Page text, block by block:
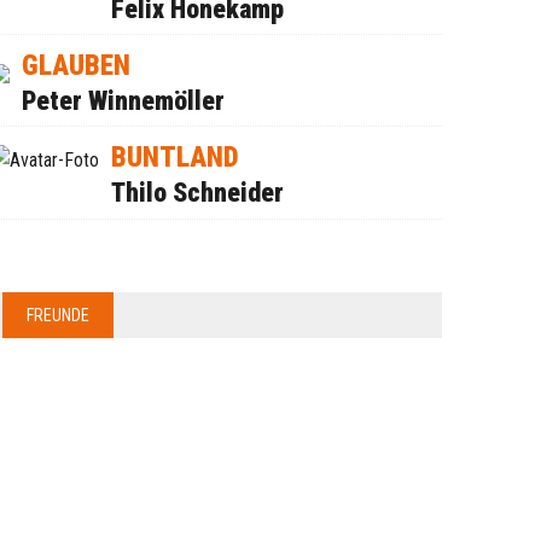
Felix Honekamp
GLAUBEN
Peter Winnemöller
BUNTLAND
Thilo Schneider
FREUNDE